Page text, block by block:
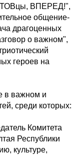
ВПЕРЕД!",
общение-
драгоценных
о важном",
героев на
в важном и
среди которых:
Комитета
Республики
культуре,